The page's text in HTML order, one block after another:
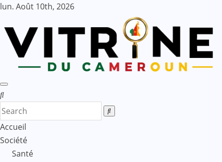
Skip
content
lun. Août 10th, 2026
Accueil
Société
Santé